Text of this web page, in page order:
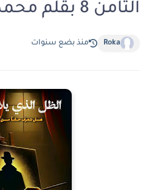
الثامن 8 بقلم محمد عادل
Roka منذ بضع سنوات